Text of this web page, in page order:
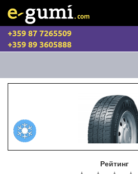
+359 87 7265509
+359 89 3605888
Рейтинг